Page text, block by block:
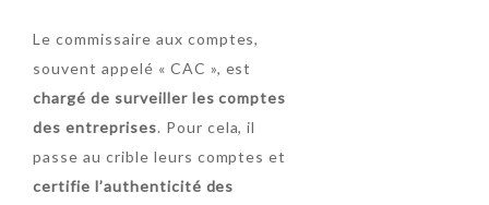
Le commissaire aux comptes,
souvent appelé « CAC », est
chargé de surveiller les comptes
des entreprises. Pour cela, il
passe au crible leurs comptes et
certifie l’authenticité des